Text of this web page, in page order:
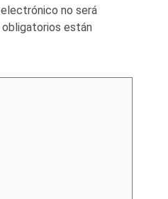
no será
obligatorios están